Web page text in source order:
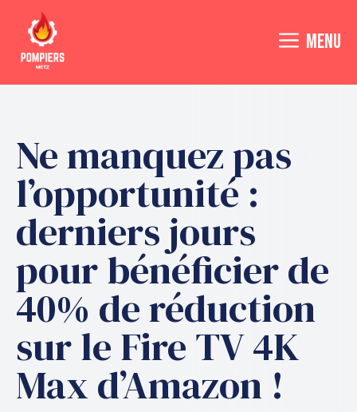
contenu
MENU
Ne manquez pas
l’opportunité :
derniers jours
pour bénéficier de
40% de réduction
sur le Fire TV 4K
Max d’Amazon !